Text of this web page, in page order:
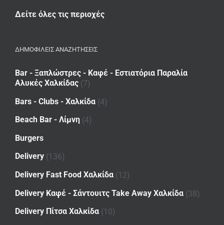
Δείτε όλες τις περιοχές
ΔΗΜΟΦΙΛΕΙΣ ΑΝΑΖΗΤΗΣΕΙΣ
Bar - Ξαπλώστρες - Καφέ - Εστιατόρια Παραλία
Αλυκές Χαλκίδας (7)
Bars - Clubs - Χαλκίδα (4)
Beach Bar - Λίμνη (4)
Burgers
Delivery (136)
Delivery Fast Food Χαλκίδα (12)
Delivery Καφέ - Σάντουιτς Take Away Χαλκίδα (38)
Delivery Πίτσα Χαλκίδα (10)